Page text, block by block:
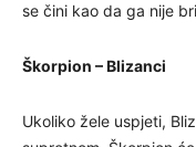
se čini kao da ga nije
Škorpion – Blizanci
Ukoliko žele uspjeti,